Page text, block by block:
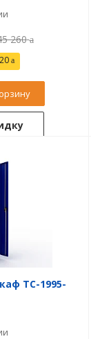
260
TC-1995-